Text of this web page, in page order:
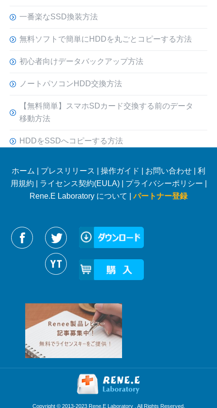
一番楽なSSD換装方法
無料ソフトで簡単にHDDを丸ごとコピーする方法
初心者向けデータバックアップ方法
ノートパソコンHDD交換方法
【無料簡単】スマホSDカード交換する前のデータ
移動方法
HDDをSSDへコピーする方法
ホーム プレスリリース 操作ガイド お問い合わせ
利
用規約
ライセンス契約(EULA)| プライバシーポリシー
Rene.E Laboratory について |パートナー登録
Reneelabをフォローする
Copyright © 2013-2023 Rene.E Laboratory . All Rights Reserved.